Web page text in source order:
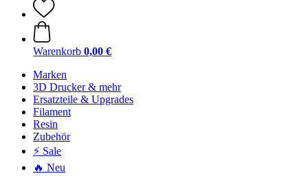
Warenkorb 0,00 €
Marken
3D Drucker & mehr
Ersatzteile & Upgrades
Filament
Resin
Zubehör
⚡ Sale
🔥 Neu